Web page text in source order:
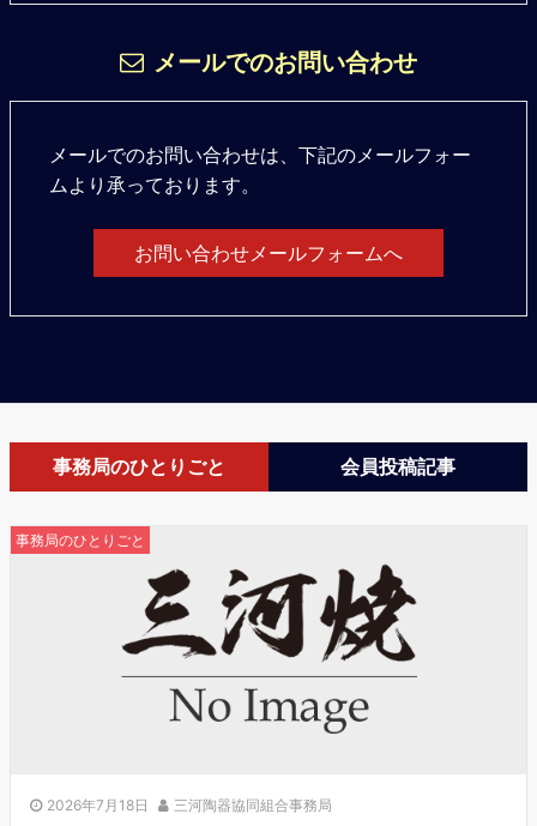
メールでのお問い合わせ
メールでのお問い合わせは、下記のメールフォー
ムより承っております。
お問い合わせメールフォームへ
事務局のひとりごと 会員投稿記事
事務局のひとりごと
2026年7月18日 三河陶器協同組合事務局